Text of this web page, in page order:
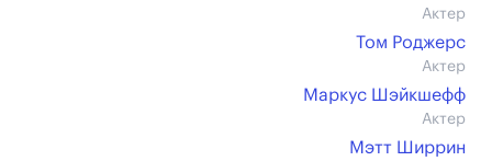
Актер
Том Роджерс
Актер
Маркус Шэйкшефф
Актер
Мэтт Ширрин